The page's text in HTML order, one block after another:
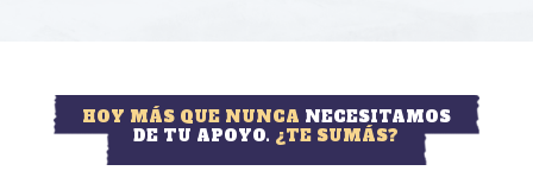
HOY MÁS QUE NUNCA NECESITAMOS
DE TU APOYO. ¿TE SUMÁS?